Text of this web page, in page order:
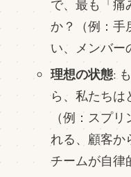
で、最も「痛
か？（例：手
い、メンバー
理想の状態:
ら、私たちは
（例：スプ
れる、顧客か
チームが自律